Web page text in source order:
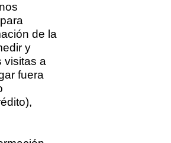
de la
y
visitas a
fuera